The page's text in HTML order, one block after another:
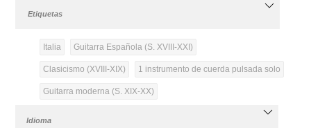
Etiquetas
Italia Guitarra Española (S. XVIII-XXI)
Clasicismo (XVIII-XIX) 1 instrumento de cuerda pulsada solo
Guitarra moderna (S. XIX-XX)
Idioma